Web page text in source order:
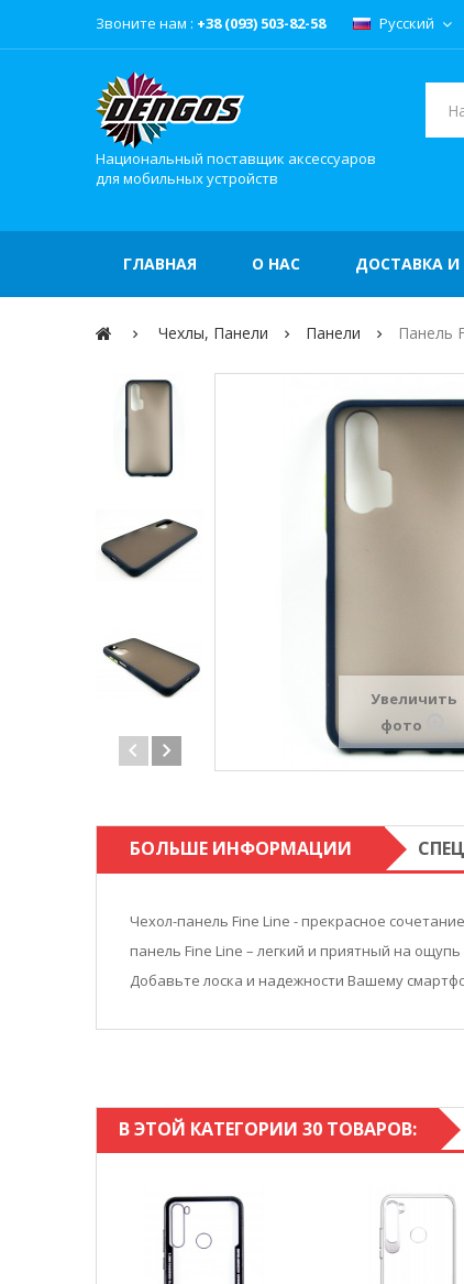
Звоните нам : +38 (093) 503-82-58 Русский
Национальный поставщик аксессуаров
для мобильных устройств
ГЛАВНАЯ О НАС ДОСТАВКА
Чехлы, Панели Панели Панель
Увеличить
фото
БОЛЬШЕ ИНФОРМАЦИИ
Чехол-панель Fine Line - прекрасное
панель Fine Line – легкий и приятный на ощупь
Добавьте лоска и надежности Вашему
В ЭТОЙ КАТЕГОРИИ 30 ТОВАРОВ: